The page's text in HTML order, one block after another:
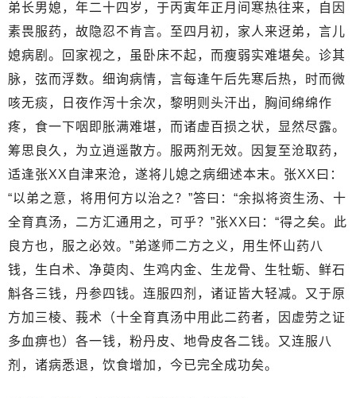
弟长男媳，年二十四岁，于丙寅年正月间寒热往来，自因
素畏服药，故隐忍不肯言。至四月初，家人来迓弟，言儿
媳病剧。回家视之，虽卧床不起，而瘦弱实难堪矣。诊其
脉，弦而浮数。细询病情，言每逢午后先寒后热，时而微
咳无痰，日夜作泻十余次，黎明则头汗出，胸间绵绵作
疼，食一下咽即胀满难堪，而诸虚百损之状，显然尽露。
筹思良久，为立逍遥散方。服两剂无效。因复至沧取药，
适逢张XX自津来沧，遂将儿媳之病细述本末。张XX曰：
“以弟之意，将用何方以治之？”答曰：“余拟将资生汤、十
全育真汤，二方汇通用之，可乎？”张XX曰：“得之矣。此
良方也，服之必效。”弟遂师二方之义，用生怀山药八
钱，生白术、净萸肉、生鸡内金、生龙骨、生牡蛎、鲜石
斛各三钱，丹参四钱。连服四剂，诸证皆大轻减。又于原
方加三棱、莪术（十全育真汤中用此二药者，因虚劳之证
多血痹也）各一钱，粉丹皮、地骨皮各二钱。又连服八
剂，诸病悉退，饮食增加，今已完全成功矣。